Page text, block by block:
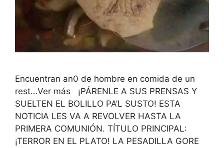
Encuentran an0 de hombre en comida de un
rest…Ver más ¡PÁRENLE A SUS PRENSAS Y
SUELTEN EL BOLILLO PA’L SUSTO! ESTA
NOTICIA LES VA A REVOLVER HASTA LA
PRIMERA COMUNIÓN. TÍTULO PRINCIPAL:
¡TERROR EN EL PLATO! LA PESADILLA GORE